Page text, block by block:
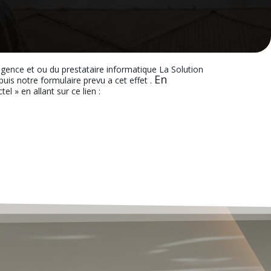
et ou du prestataire informatique La Solution
notre formulaire prevu a cet effet . En
» en allant sur ce lien :